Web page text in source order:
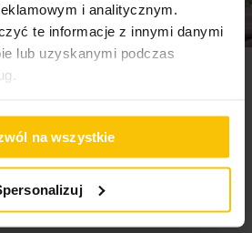
i analitycznym.
te informacje z innymi danymi
lub uzyskanymi podczas
na wszystkie
w suszarce bębnowej
i odbierz 5% rabatu na
na bieżąco, otrzymuj najlepsze